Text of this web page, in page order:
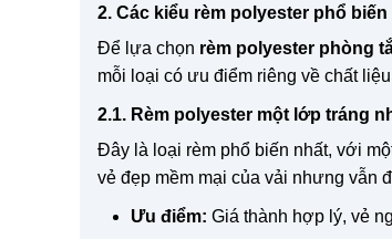
2. Các kiểu rèm polyester phổ
Để lựa chọn rèm polyester phòng
mỗi loại có ưu điểm riêng về chất
2.1. Rèm polyester một lớp tráng
Đây là loại rèm phổ biến nhất, với
vẻ đẹp mềm mại của vải nhưng vẫn
Ưu điểm: Giá thành hợp lý, vẻ